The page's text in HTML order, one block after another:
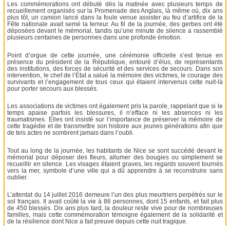
Les commémorations ont débuté dès la matinée avec plusieurs temps de
recueillement organisés sur la Promenade des Anglais, là même où, dix ans
plus tôt, un camion lancé dans la foule venue assister au feu d’artifice de la
Fête nationale avait semé la terreur. Au fil de la journée, des gerbes ont été
déposées devant le mémorial, tandis qu’une minute de silence a rassemblé
plusieurs centaines de personnes dans une profonde émotion.
Point d’orgue de cette journée, une cérémonie officielle s’est tenue en
présence du président de la République, entouré d’élus, de représentants
des institutions, des forces de sécurité et des services de secours. Dans son
intervention, le chef de l’État a salué la mémoire des victimes, le courage des
survivants et l’engagement de tous ceux qui étaient intervenus cette nuit-là
pour porter secours aux blessés.
Les associations de victimes ont également pris la parole, rappelant que si le
temps apaise parfois les blessures, il n’efface ni les absences ni les
traumatismes. Elles ont insisté sur l’importance de préserver la mémoire de
cette tragédie et de transmettre son histoire aux jeunes générations afin que
de tels actes ne sombrent jamais dans l’oubli.
Tout au long de la journée, les habitants de Nice se sont succédé devant le
mémorial pour déposer des fleurs, allumer des bougies ou simplement se
recueillir en silence. Les visages étaient graves, les regards souvent tournés
vers la mer, symbole d’une ville qui a dû apprendre à se reconstruire sans
oublier.
L’attentat du 14 juillet 2016 demeure l’un des plus meurtriers perpétrés sur le
sol français. Il avait coûté la vie à 86 personnes, dont 15 enfants, et fait plus
de 450 blessés. Dix ans plus tard, la douleur reste vive pour de nombreuses
familles, mais cette commémoration témoigne également de la solidarité et
de la résilience dont Nice a fait preuve depuis cette nuit tragique.